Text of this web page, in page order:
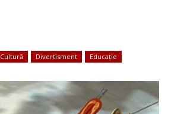
Cultură Divertisment Educație